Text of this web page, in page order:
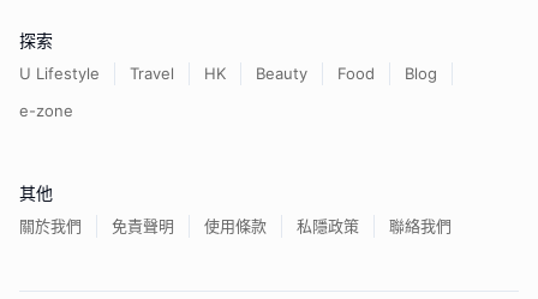
探索
U Lifestyle Travel HK Beauty Food
Blog
e-zone
其他
關於我們 免責聲明 使用條款 私隱政策 聯絡我們